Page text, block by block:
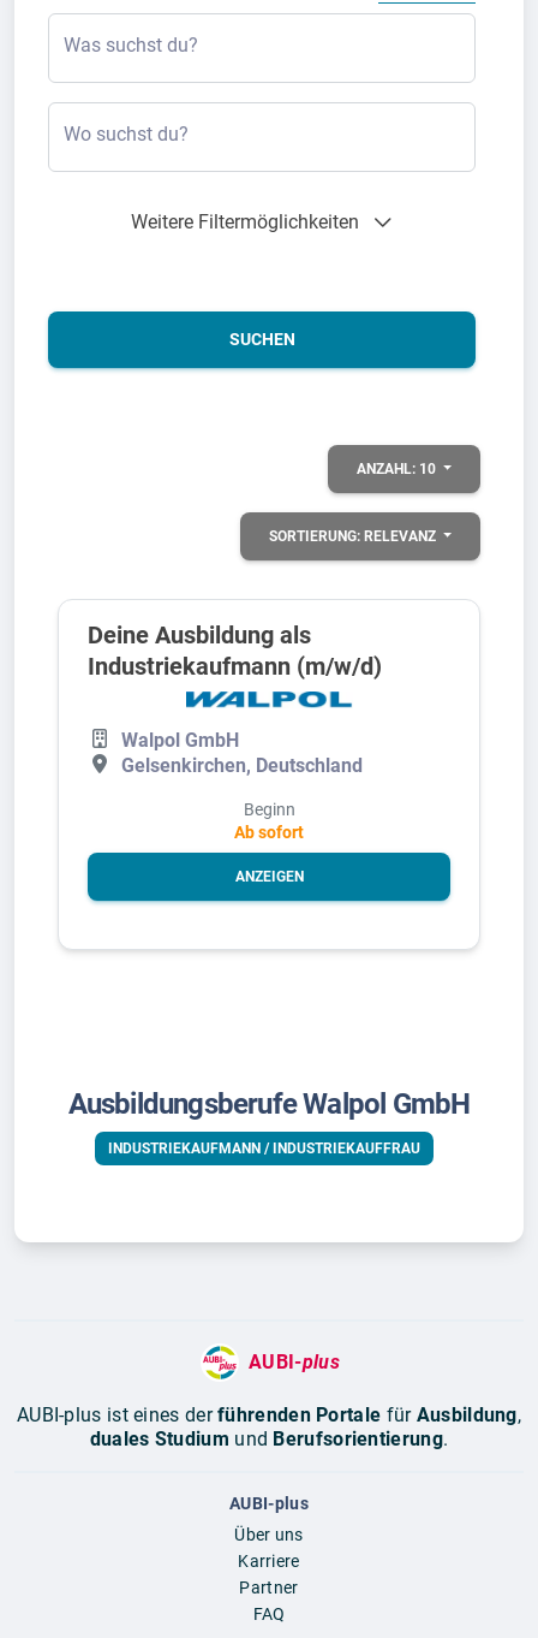
Was suchst du?
Wo suchst du?
Weitere Filtermöglichkeiten
SUCHEN
ANZAHL: 10
SORTIERUNG: RELEVANZ
Deine Ausbildung als
Industriekaufmann (m/w/d)
Walpol GmbH
Gelsenkirchen, Deutschland
Beginn
Ab sofort
ANZEIGEN
Ausbildungsberufe Walpol GmbH
INDUSTRIEKAUFMANN / INDUSTRIEKAUFFRAU
AUBI-plus
AUBI-plus ist eines derführenden Portale für Ausbildung,
duales Studium und Berufsorientierung.
AUBI-plus
Über uns
Karriere
Partner
FAQ